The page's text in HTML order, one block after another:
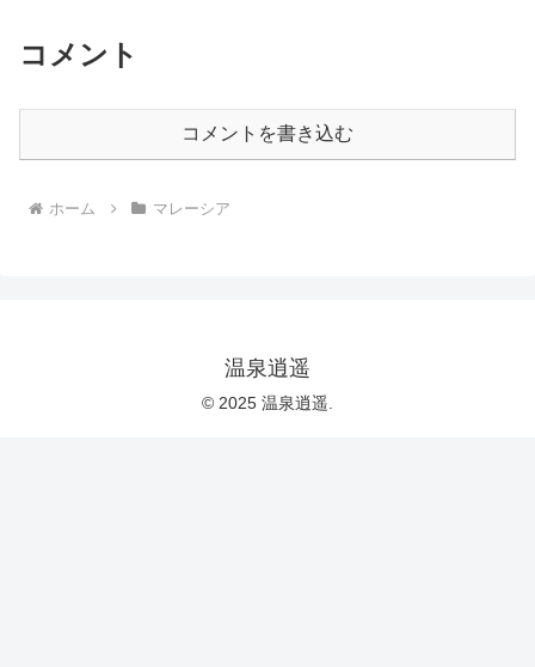
コメント
コメントを書き込む
ホーム マレーシア
温泉逍遥
© 2025 温泉逍遥.